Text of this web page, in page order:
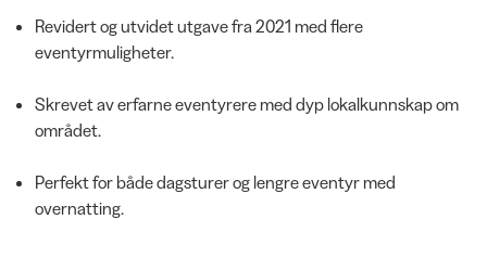
Revidert og utvidet utgave fra 2021 med flere
eventyrmuligheter.
Skrevet av erfarne eventyrere med dyp lokalkunnskap om
området.
Perfekt for både dagsturer og lengre eventyr med
overnatting.